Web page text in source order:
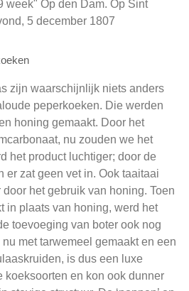
week" Op den Dam. Op Sint
5 december 1807
zijn waarschijnlijk niets anders
peperkoeken. Die werden
honing gemaakt. Door het
nu zouden we het
het product luchtiger; door de
er zat geen vet in. Ook taaitaai
het gebruik van honing. Toen
in plaats van honing, werd het
toevoeging van boter ook nog
met tarwemeel gemaakt en een
is dus een luxe
koeksoorten en kon ook dunner